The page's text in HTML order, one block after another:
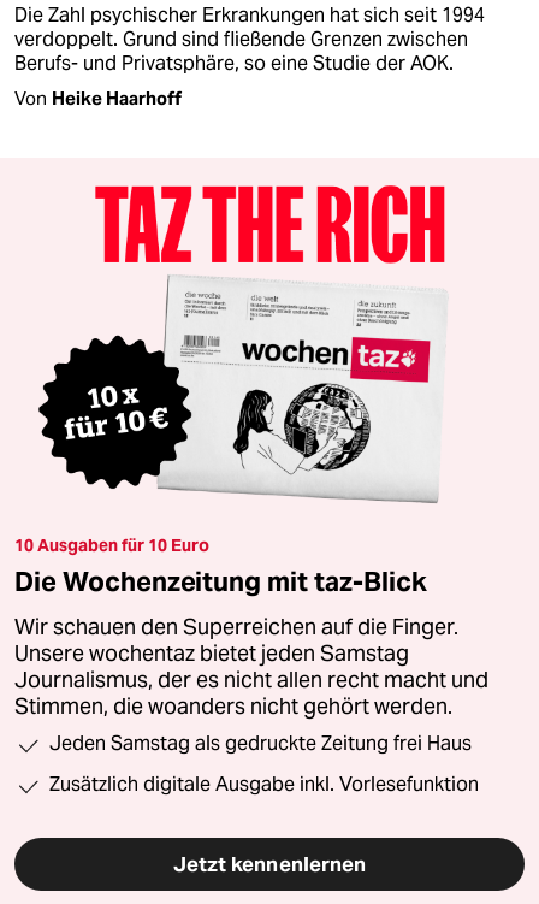
Die Zahl psychischer Erkrankungen hat sich seit 1994
verdoppelt. Grund sind fließende Grenzen zwischen
Berufs- und Privatsphäre, so eine Studie der AOK.
Von Heike Haarhoff
10 Ausgaben für 10 Euro
Die Wochenzeitung mit taz-Blick
Wir schauen den Superreichen auf die Finger.
Unsere wochentaz bietet jeden Samstag
Journalismus, der es nicht allen recht macht und
Stimmen, die woanders nicht gehört werden.
Jeden Samstag als gedruckte Zeitung frei Haus
Zusätzlich digitale Ausgabe inkl. Vorlesefunktion
Jetzt kennenlernen